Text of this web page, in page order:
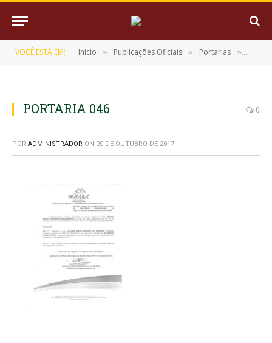
VOCÊ ESTÁ EM: Inicio » Publicações Oficiais » Portarias »
PORTARIA 046 0
POR ADMINISTRADOR ON 20 DE OUTUBRO DE 2017